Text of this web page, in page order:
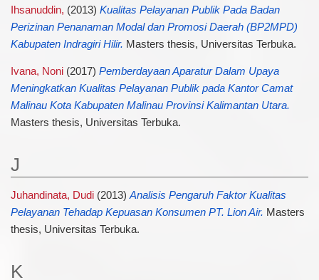
Ihsanuddin, (2013) Kualitas Pelayanan Publik Pada Badan
Perizinan Penanaman Modal dan Promosi Daerah (BP2MPD)
Kabupaten Indragiri Hilir. Masters thesis, Universitas Terbuka.
Ivana, Noni(2017) Pemberdayaan Aparatur Dalam Upaya
Meningkatkan Kualitas Pelayanan Publik pada Kantor Camat
Malinau Kota Kabupaten Malinau Provinsi Kalimantan Utara.
Masters thesis, Universitas Terbuka.
J
Juhandinata, Dudi(2013) Analisis Pengaruh Faktor Kualitas
Pelayanan Tehadap Kepuasan Konsumen PT. Lion Air. Masters
thesis, Universitas Terbuka.
K